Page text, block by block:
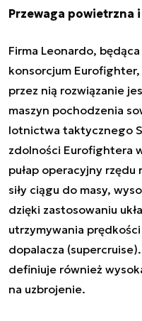
Przewaga powietrzna
Firma Leonardo,
konsorcjum
przez nią rozwiązanie
maszyn pochodzenia
lotnictwa taktycznego
zdolności Eurofightera
pułap operacyjny
siły ciągu do masy,
dzięki zastosowaniu
utrzymywania
dopalacza
definiuje również
na uzbrojenie.